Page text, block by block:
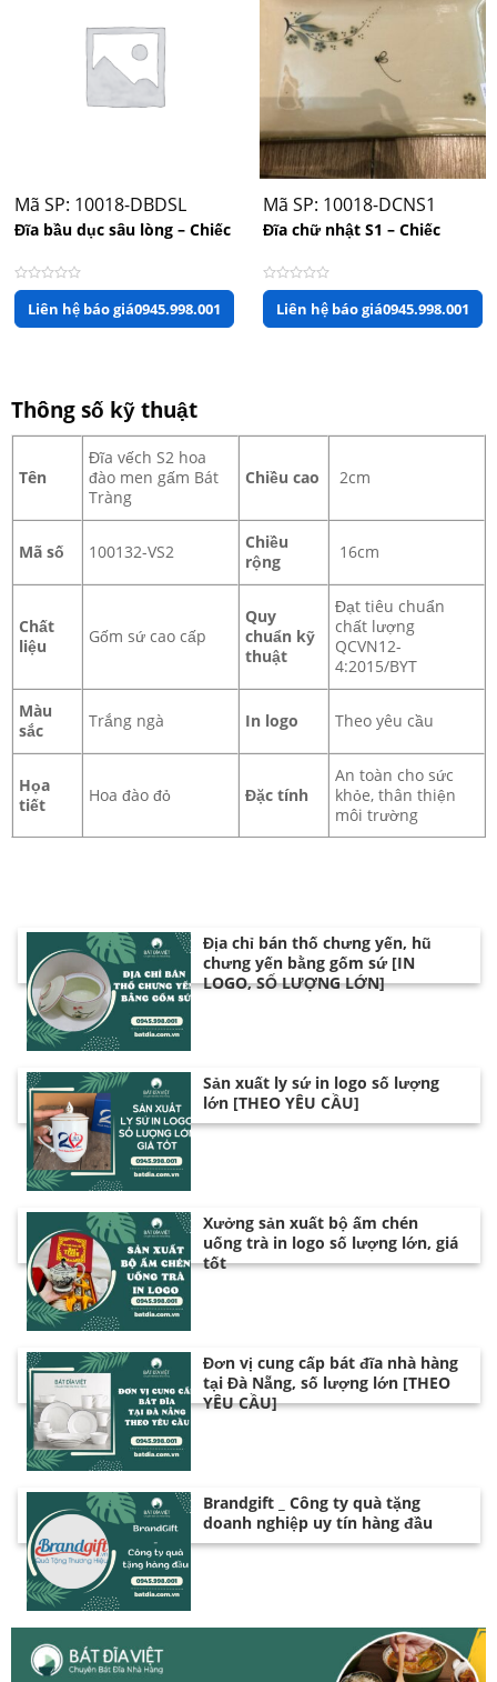
Mã SP: 10018-DBDSL
Đĩa bầu dục sâu lòng – Chiếc
Được
xếpLiên hệ báo giá0945.998.001
Mã SP: 10018-DCNS1
Đĩa chữ nhật S1 – Chiếc
Được
xếpLiên hệ báo giá0945.998.001
Thông số kỹ thuật
Tên
Đĩa vếch S2 hoa
đào men gấm Bát
Tràng
Chiều cao 2cm
Mã số 100132-VS2
Chiều
rộng
16cm
Chất
liệu
Gốm sứ cao cấp
Quy
chuẩn kỹ
thuật
Đạt tiêu chuẩn
chất lượng
QCVN12-
4:2015/BYT
Màu
sắc
Trắng ngà In logo Theo yêu cầu
Họa
tiết
Hoa đào đỏ Đặc tính
An toàn cho sức
khỏe, thân thiện
môi trường
Địa chỉ bán thố chưng yến, hũ
chưng yến bằng gốm sứ [IN
LOGO, SỐ LƯỢNG LỚN]
Sản xuất ly sứ in logo số lượng
lớn [THEO YÊU CẦU]
Xưởng sản xuất bộ ấm chén
uống trà in logo số lượng lớn, giá
tốt
Đơn vị cung cấp bát đĩa nhà hàng
tại Đà Nẵng, số lượng lớn [THEO
YÊU CẦU]
Brandgift _ Công ty quà tặng
doanh nghiệp uy tín hàng đầu